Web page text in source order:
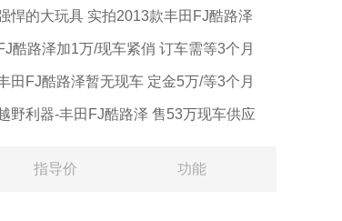
悍的大玩具 实拍2013款丰田FJ酷路泽
酷路泽加1万/现车紧俏 订车需等3个月
田FJ酷路泽暂无现车 定金5万/等3个月
野利器-丰田FJ酷路泽 售53万现车供应
指导价 功能